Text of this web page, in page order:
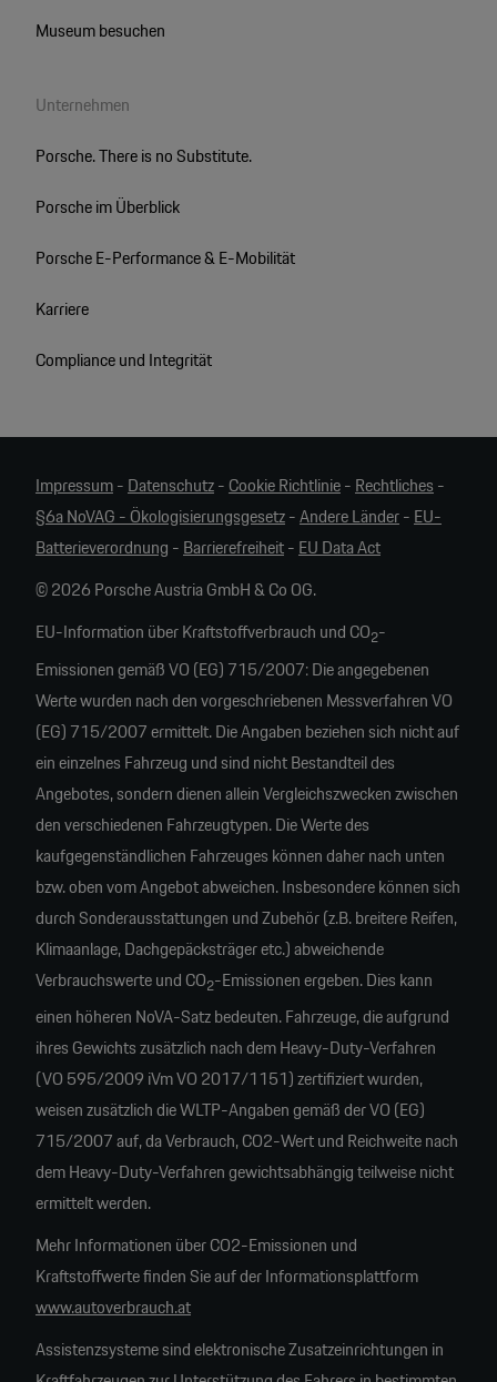
Museum besuchen
Unternehmen
Porsche. There is no Substitute.
Porsche im Überblick
Porsche E-Performance & E-Mobilität
Karriere
Compliance und Integrität
Impressum-Datenschutz-Cookie Richtlinie-Rechtliches-
§6a NoVAG - Ökologisierungsgesetz-Andere Länder-EU-
Batterieverordnung -Barrierefreiheit-EU Data Act
© 2026 Porsche Austria GmbH & Co OG.
EU-Information über Kraftstoffverbrauch und CO2-
Emissionen gemäß VO (EG) 715/2007: Die angegebenen
Werte wurden nach den vorgeschriebenen Messverfahren VO
(EG) 715/2007 ermittelt. Die Angaben beziehen sich nicht auf
ein einzelnes Fahrzeug und sind nicht Bestandteil des
Angebotes, sondern dienen allein Vergleichszwecken zwischen
den verschiedenen Fahrzeugtypen. Die Werte des
kaufgegenständlichen Fahrzeuges können daher nach unten
bzw. oben vom Angebot abweichen. Insbesondere können sich
durch Sonderausstattungen und Zubehör (z.B. breitere Reifen,
Klimaanlage, Dachgepäcksträger etc.) abweichende
Verbrauchswerte und CO2-Emissionen ergeben. Dies kann
einen höheren NoVA-Satz bedeuten. Fahrzeuge, die aufgrund
ihres Gewichts zusätzlich nach dem Heavy-Duty-Verfahren
(VO 595/2009 iVm VO 2017/1151) zertifiziert wurden,
weisen zusätzlich die WLTP-Angaben gemäß der VO (EG)
715/2007 auf, da Verbrauch, CO2-Wert und Reichweite nach
dem Heavy-Duty-Verfahren gewichtsabhängig teilweise nicht
ermittelt werden.
Mehr Informationen über CO2-Emissionen und
Kraftstoffwerte finden Sie auf der Informationsplattform
www.autoverbrauch.at
Assistenzsysteme sind elektronische Zusatzeinrichtungen in